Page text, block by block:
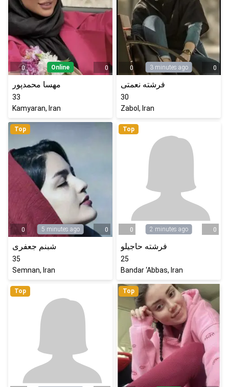
0 Online 0
مهسا محمدپور
33
Kamyaran, Iran
0 3 minutes ago 0
فرشته نعمتی
30
Zabol, Iran
Top
0 5 minutes ago 0
شبنم جعفری
35
Semnan, Iran
Top
0 2 minutes ago 0
فرشته حاجیلو
25
Bandar ‘Abbas, Iran
Top Top